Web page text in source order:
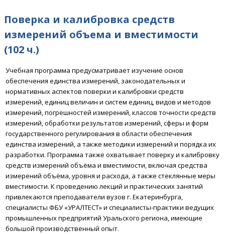
Поверка и калибровка средств
измерений объема и вместимости
(102 ч.)
Учебная программа предусматривает изучение основ
обеспечения единства измерений, законодательных и
нормативных аспектов поверки и калибровки средств
измерений, единиц величин и систем единиц, видов и методов
измерений, погрешностей измерений, классов точности средств
измерений, обработки результатов измерений, сферы и форм
государственного регулирования в области обеспечения
единства измерений, а также методики измерений и порядка их
разработки. Программа также охватывает поверку и калибровку
средств измерений объёма и вместимости, включая средства
измерений объёма, уровня и расхода, а также стеклянные меры
вместимости. К проведению лекций и практических занятий
привлекаются преподаватели вузов г. Екатеринбурга,
специалисты ФБУ «УРАЛТЕСТ» и специалисты-практики ведущих
промышленных предприятий Уральского региона, имеющие
большой производственный опыт.